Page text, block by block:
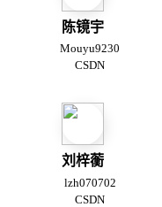
陈镜宇
Mouyu9230
CSDN
刘梓蘅
lzh070702
CSDN